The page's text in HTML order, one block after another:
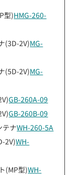
型)HMG-260-
(3D-2V)MG-
(5D-2V)MG-
GB-260A-09
GB-260B-09
テナWH-260-5A
2V)WH-
(MP型)WH-